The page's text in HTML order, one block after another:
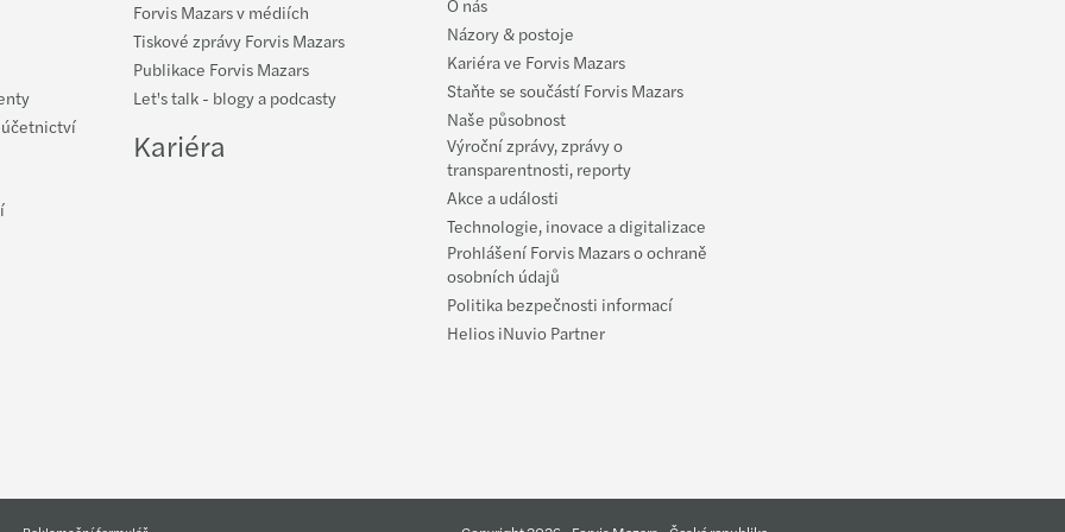
Webinar: CEE Pillar 2 GloBE (21.2.2024)
­­Mazars mezi top transakčními poradci v CEE
Mazars se stěhuje do nových kanceláří v Port7
Vendula Pešková jmenována celosvětovou partnerkou
Jan Kellner jmenován celosvětovým partnerem Mazars
Mazars a FORVIS vytvoří unikátní síť
účetnictví
Forvis Mazars v médiích
Tiskové zprávy Forvis Mazars
Publikace Forvis Mazars
Let's talk - blogy a podcasty
Kariéra
Názory & postoje
Kariéra ve Forvis Mazars
Staňte se součástí Forvis Mazars
Naše působnost
Výroční zprávy, zprávy o
transparentnosti, reporty
Akce a události
Technologie, inovace a digitalizace
Prohlášení Forvis Mazars o ochraně
osobních údajů
Politika bezpečnosti informací
Helios iNuvio Partner